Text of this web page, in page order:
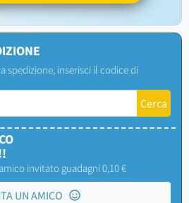
spedizione, inserisci il codice di
invitato guadagni 0,10 €
UN AMICO